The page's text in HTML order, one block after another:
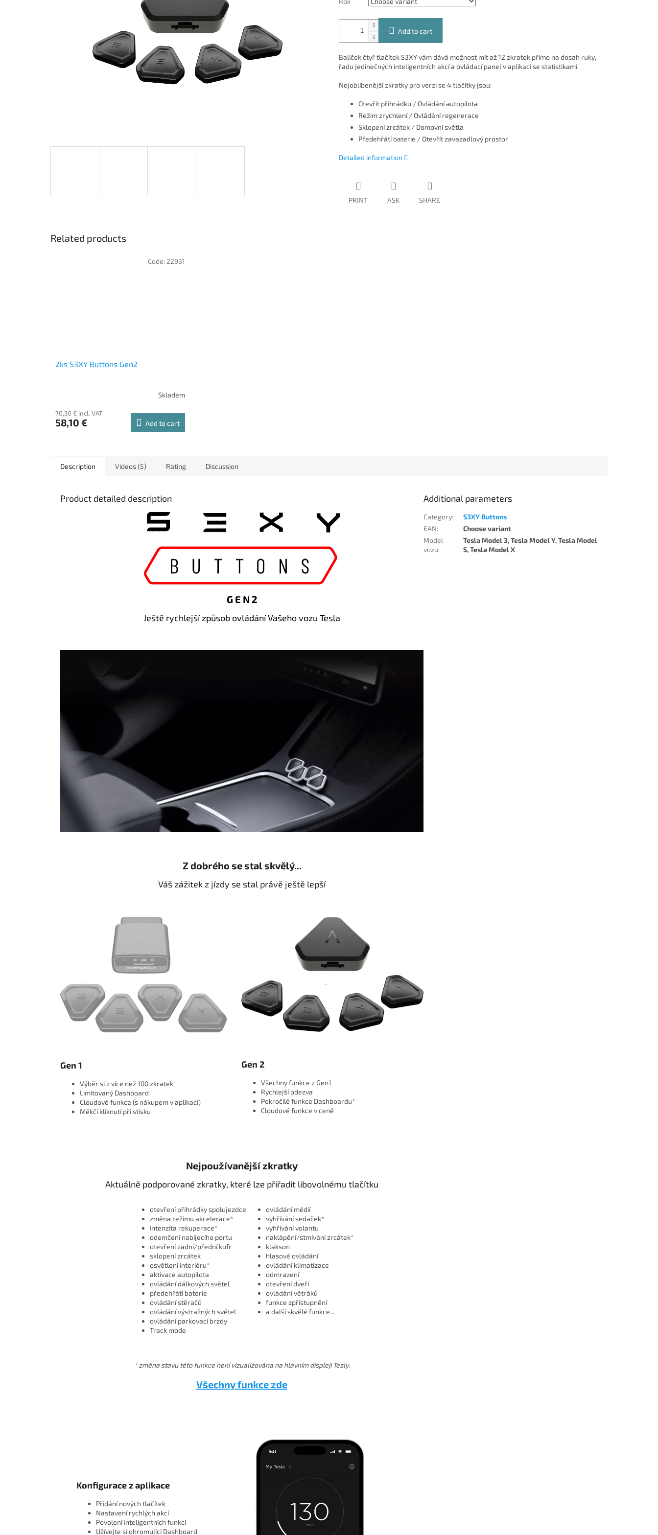
Add to cart
Balíček čtyř tlačítek S3XY vám dává možnost mít až 12 zkratek přímo na dosah ruky,
řadu jedinečných inteligentních akcí a ovládací panel v aplikaci se statistikami.
Nejoblíbenější zkratky pro verzi se 4 tlačítky jsou:
Otevřít přihrádku / Ovládání autopilota
Režim zrychlení / Ovládání regenerace
Sklopení zrcátek / Domovní světla
Předehřátí baterie / Otevřít zavazadlový prostor
Detailed information
PRINT ASK SHARE
Related products
2ks S3XY Buttons Gen2
Skladem
70,30 € incl. VAT
58,10 € Add to cart
Code: 22931
Description Videos (5) Rating Discussion
Product detailed description
G E N 2
Ještě rychlejší způsob ovládání Vašeho vozu Tesla
Z dobrého se stal skvělý...
Váš zážitek z jízdy se stal právě ještě lepší
Gen 1
Výběr si z více než 100 zkratek
Limitovaný Dashboard
Cloudové funkce (s nákupem v aplikaci)
Měkčí kliknutí při stisku
Gen 2
Všechny funkce z Gen1
Rychlejší odezva
Pokročilé funkce Dashboardu*
Cloudové funkce v ceně
Nejpoužívanější zkratky
Aktuálně podporované zkratky, které lze přiřadit libovolnému tlačítku
otevření přihrádky spolujezdce
změna režimu akcelerace*
intenzita rekuperace*
odemčení nabíjecího portu
otevření zadní/přední kufr
sklopení zrcátek
osvětlení interiéru*
aktivace autopilota
ovládání dálkových světel
předehřátí baterie
ovládání stěračů
ovládání výstražných světel
ovládání parkovací brzdy
Track mode
ovládání médií
vyhřívání sedaček*
vyhřívání volantu
naklápění/stmívání zrcátek*
klakson
hlasové ovládání
ovládání klimatizace
odmrazení
otevření dveří
ovládání větráků
funkce zpřístupnění
a další skvělé funkce...
* změna stavu této funkce není vizualizována na hlavním displeji Tesly.
Všechny funkce zde
Konfigurace z aplikace
Přidání nových tlačítek
Nastavení rychlých akcí
Povolení inteligentních funkcí
Užívejte si ohromující Dashboard
Additional parameters
Category:
S3XY Buttons
EAN:
Choose variant
Model
vozu:
Tesla Model 3, Tesla Model Y, Tesla Model
S, Tesla Model X